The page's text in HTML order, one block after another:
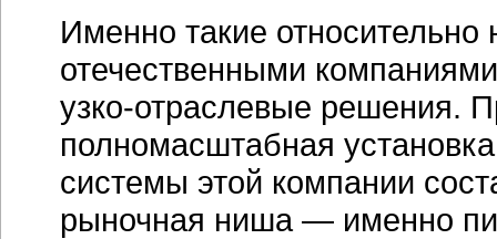
Именно такие
отечественными
узко-отраслевые решения.
полномасштабная
системы этой компании
рыночная ниша — именно